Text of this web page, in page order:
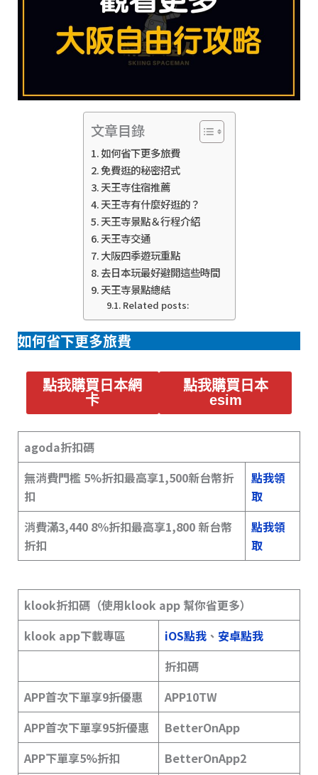
文章目錄
如何省下更多旅費
免費逛的秘密招式
天王寺住宿推薦
天王寺有什麼好逛的？
天王寺景點＆行程介紹
天王寺交通
大阪四季遊玩重點
去日本玩最好避開這些時間
天王寺景點總結
Related posts:
如何省下更多旅費
點我購買日本網
卡
點我購買日本
esim
agoda折扣碼
無消費門檻 5%折扣最高享1,500新台幣折
扣
點我領
取
消費滿3,440 8％折扣最高享1,800 新台幣
折扣
點我領
取
klook折扣碼（使用klook app 幫你省更多）
klook app下載專區
iOS點我、 安卓點我
折扣碼
APP首次下單享9折優惠
APP10TW
APP首次下單享95折優惠
BetterOnApp
APP下單享5%折扣
BetterOnApp2